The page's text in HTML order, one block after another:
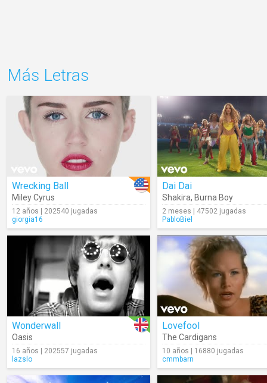
Más Letras
Wrecking Ball
Miley Cyrus
12 años | 202540 jugadas
giorgia16
Dai Dai
Shakira, Burna Boy
2 meses | 47502 jugadas
PabloBiel
Wonderwall
Oasis
16 años | 202557 jugadas
lazslo
Lovefool
The Cardigans
10 años | 16880 jugadas
cmmbarn